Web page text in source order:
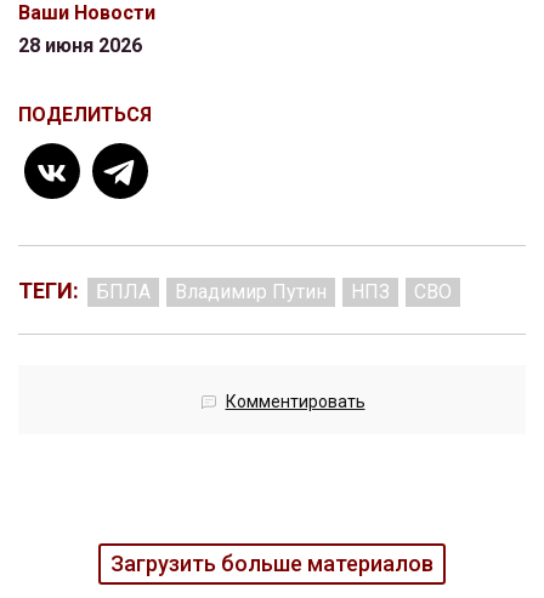
Ваши Новости
28 июня 2026
ПОДЕЛИТЬСЯ
ТЕГИ: БПЛА Владимир Путин НПЗ СВО
Комментировать
Загрузить больше материалов